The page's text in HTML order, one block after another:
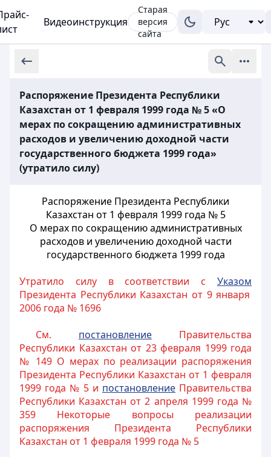
Видеоинструкция
Старая
версия
сайта
Распоряжение Президента Республики
Казахстан от 1 февраля 1999 года № 5 «О
мерах по сокращению административных
расходов и увеличению доходной части
государственного бюджета 1999 года»
(утратило силу)
Распоряжение Президента Республики
Казахстан от 1 февраля 1999 года № 5
О мерах по сокращению административных
расходов и увеличению доходной части
государственного бюджета 1999 года
Утратило силу в соответствии с Указом
Президента Республики Казахстан от 9 января
2006 года № 1696
См. постановлениеПравительства
Республики Казахстан от 23 февраля 1999 года
№ 149 О мерах по реализации распоряжения
Президента Республики Казахстан от 1 февраля
1999 года № 5 и постановление Правительства
Республики Казахстан от 2 апреля 1999 года №
359 Некоторые вопросы реализации
распоряжения Президента Республики
Казахстан от 1 февраля 1999 года № 5